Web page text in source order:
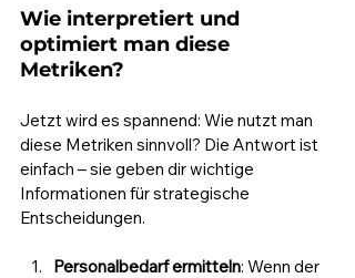
Wie interpretiert und
optimiert man diese
Metriken?
Jetzt wird es spannend: Wie nutzt man
diese Metriken sinnvoll? Die Antwort ist
einfach – sie geben dir wichtige
Informationen für strategische
Entscheidungen.
Personalbedarf ermitteln: Wenn der